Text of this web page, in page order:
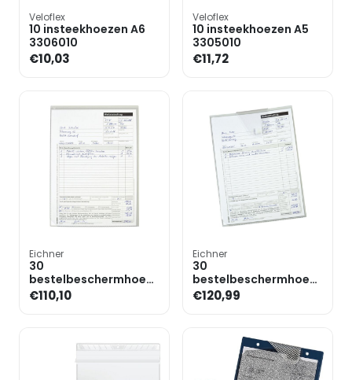
Veloflex
10 insteekhoezen A6
3306010
€10,03
Veloflex
10 insteekhoezen A5
3305010
€11,72
Eichner
30
bestelbeschermhoezen
»Light« 218x310 mm
€110,10
Eichner
30
bestelbeschermhoezen
»Light« 218x310 mm
incl. sleuteltas
€120,99